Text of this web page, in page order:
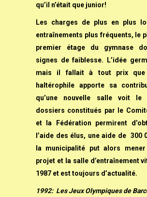
qu’il n’était que junior!
Les charges de plus en plus
entraînements plus fréquents, le
premier étage du gymnase
signes de faiblesse. L’idée
mais il fallait à tout prix que
haltérophile apporte sa
qu’une nouvelle salle voit le
dossiers constitués par le
et la Fédération permirent
l’aide des élus, une aide de 300
la municipalité put alors
projet et la salle d’entraînement
1987 et est toujours d’actualité.
1992: Les Jeux Olympiques de